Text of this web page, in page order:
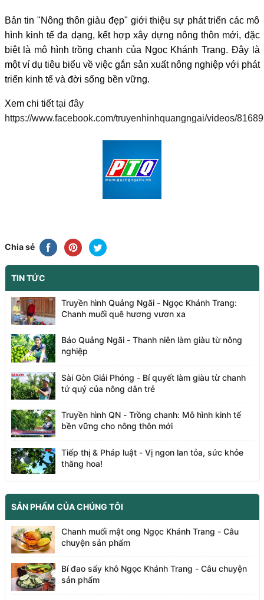
Bản tin "Nông thôn giàu đẹp" giới thiệu sự phát triển các mô
hình kinh tế đa dạng, kết hợp xây dựng nông thôn mới, đặc
biệt là mô hình trồng chanh của Ngọc Khánh Trang. Đây là
một ví dụ tiêu biểu về việc gắn sản xuất nông nghiệp với phát
triển kinh tế và đời sống bền vững.
Xem chi tiếttại đây
https://www.facebook.com/truyenhinhquangngai/videos/
Chia sẻ
TIN TỨC
Truyền hình Quảng Ngãi - Ngọc Khánh Trang:
Chanh muối quê hương vươn xa
Báo Quảng Ngãi - Thanh niên làm giàu từ nông
nghiệp
Sài Gòn Giải Phóng - Bí quyết làm giàu từ chanh
tứ quý của nông dân trẻ
Truyền hình QN - Trồng chanh: Mô hình kinh tế
bền vững cho nông thôn mới
Tiếp thị & Pháp luật - Vị ngon lan tỏa, sức khỏe
thăng hoa!
SẢN PHẨM CỦA CHÚNG TÔI
Chanh muối mật ong Ngọc Khánh Trang - Câu
chuyện sản phẩm
Bí đao sấy khô Ngọc Khánh Trang - Câu chuyện
sản phẩm